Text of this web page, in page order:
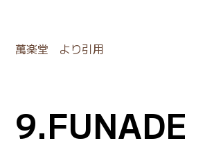
萬楽堂 より引用
9.FUNADE